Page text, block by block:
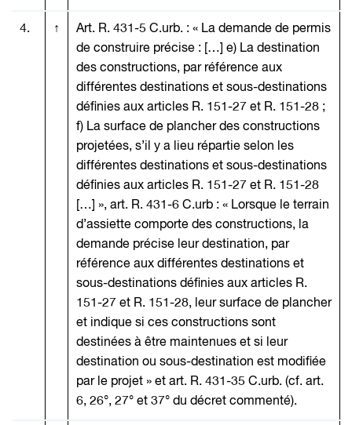
4. ↑
Art. R. 431-5 C.urb. : « La demande de permis
de construire précise : […] e) La destination
des constructions, par référence aux
différentes destinations et sous-destinations
définies aux articles R. 151-27 et R. 151-28 ;
f) La surface de plancher des constructions
projetées, s’il y a lieu répartie selon les
différentes destinations et sous-destinations
définies aux articles R. 151-27 et R. 151-28
[…] », art. R. 431-6 C.urb : « Lorsque le terrain
d’assiette comporte des constructions, la
demande précise leur destination, par
référence aux différentes destinations et
sous-destinations définies aux articles R.
151-27 et R. 151-28, leur surface de plancher
et indique si ces constructions sont
destinées à être maintenues et si leur
destination ou sous-destination est modifiée
par le projet » et art. R. 431-35 C.urb. (cf. art.
6, 26°, 27° et 37° du décret commenté).